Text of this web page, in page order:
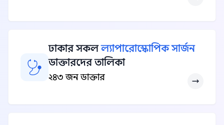
ঢাকার সকলল্যাপারোস্কোপিক সার্জন
ডাক্তারদের তালিকা
২৪৩ জন ডাক্তার